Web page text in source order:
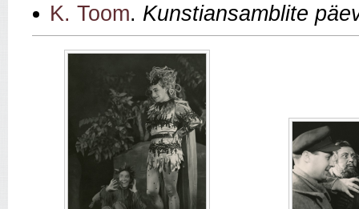
K. Toom. Kunstiansamblite